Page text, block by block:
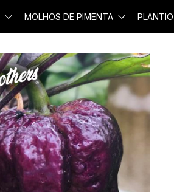
MOLHOS DE PIMENTA PLANTIO